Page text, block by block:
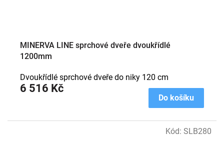
MINERVA LINE sprchové dveře dvoukřídlé
1200mm
6 516 Kč
Do košíku
Dvoukřídlé sprchové dveře do niky 120 cm
Kód: SLB280